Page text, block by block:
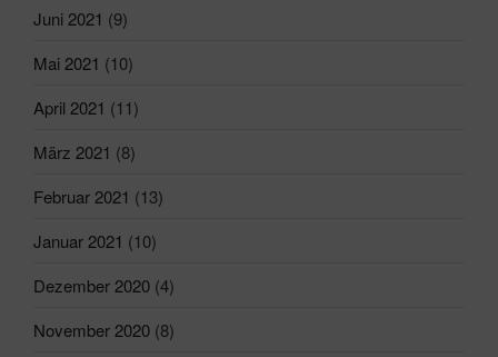
Juni 2021 (9)
Mai 2021 (10)
April 2021 (11)
März 2021 (8)
Februar 2021 (13)
Januar 2021 (10)
Dezember 2020 (4)
November 2020 (8)